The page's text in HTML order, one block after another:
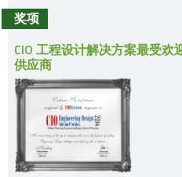
奖项
CIO 工程设计解决方案最受欢
供应商